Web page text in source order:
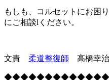
もしも、コルセットにお困
にご相談lください。
文責 柔道整復師 高橋幸治